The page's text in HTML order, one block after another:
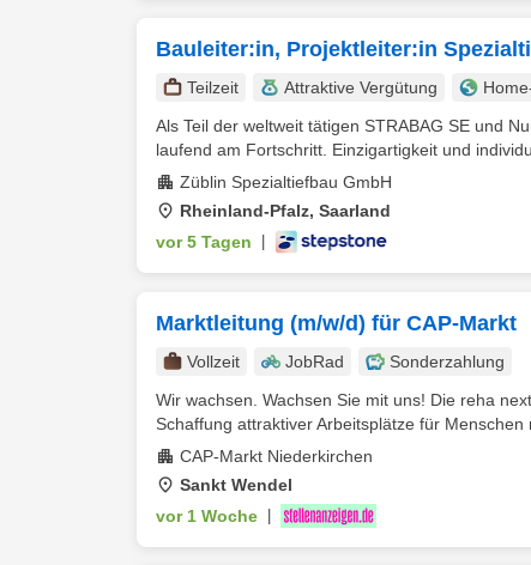
Bauleiter:in, Projektleiter:in
Teilzeit Attraktive Vergütung
Als Teil der weltweit tätigen STRABAG SE und
laufend am Fortschritt. Einzigartigkeit und
Züblin Spezialtiefbau GmbH
Rheinland-Pfalz, Saarland
vor 5 Tagen
Marktleitung (m/w/d) für CAP-Markt
Vollzeit JobRad
Sonderzahlung
Wir wachsen. Wachsen Sie mit uns! Die reha
Schaffung attraktiver Arbeitsplätze für Menschen
CAP-Markt Niederkirchen
Sankt Wendel
vor 1 Woche